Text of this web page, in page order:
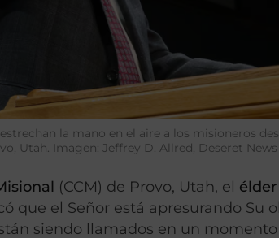
la mano en el aire a los misioneros
Utah. Imagen: Jeffrey D. Allred, Deseret News
(CCM) de Provo, Utah, el
que el Señor está apresurando Su
siendo llamados en un momento